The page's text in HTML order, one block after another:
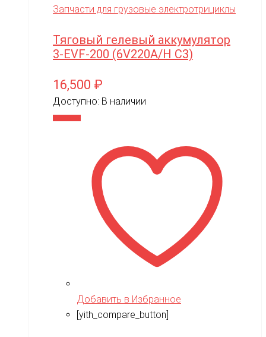
Запчасти для грузовые электротрициклы
Тяговый гелевый аккумулятор
3-EVF-200 (6V220A/H C3)
16,500 ₽
Доступно: В наличии
Добавить в Избранное
[yith_compare_button]